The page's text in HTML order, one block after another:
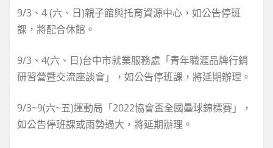
9/3、4 (六、日)親子館與托育資源中心，如公告停班
課，將配合休館。
9/3、4(六、日)台中市就業服務處「青年職涯品牌行銷
研習營暨交流座談會」，如公告停班課，將延期辦理。
9/3~9(六~五)運動局「2022協會盃全國壘球錦標賽」，
如公告停班課或雨勢過大，將延期辦理。